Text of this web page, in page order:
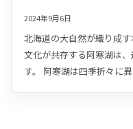
2024年9月6日
北海道の大自然が織り成
文化が共存する阿寒湖は
す。 阿寒湖は四季折々に